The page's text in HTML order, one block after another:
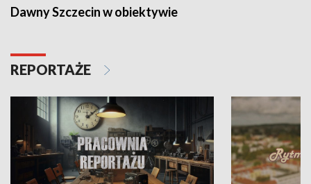
Dawny Szczecin w obiektywie
REPORTAŻE